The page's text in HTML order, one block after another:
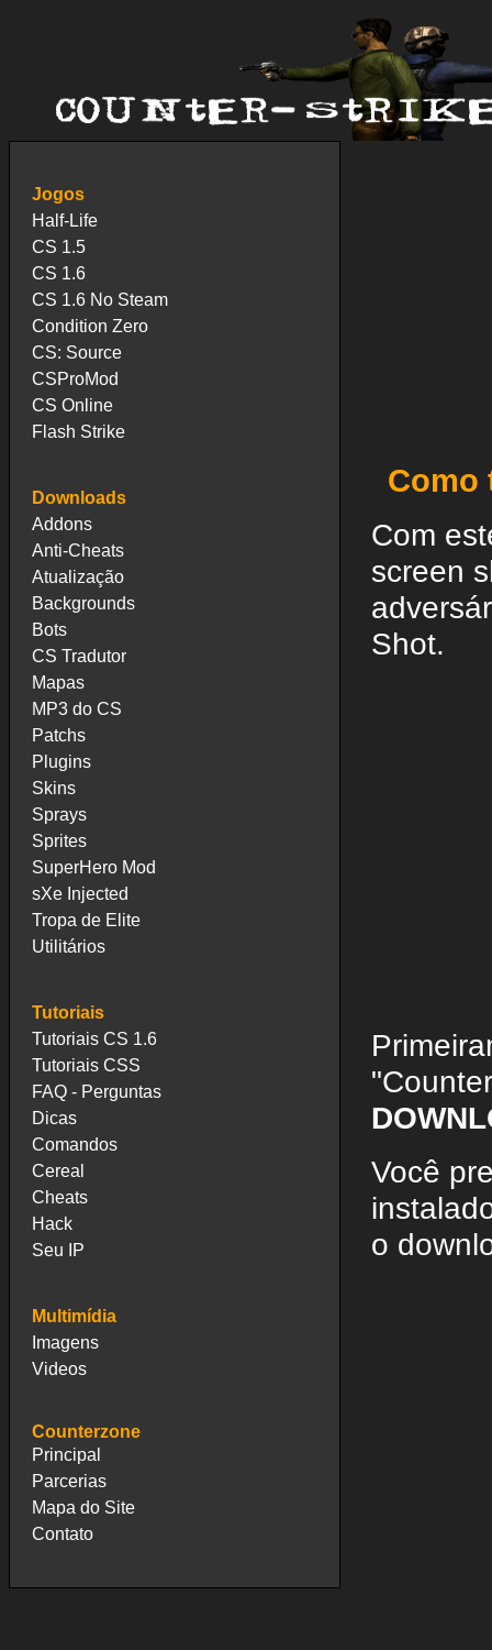
Jogos
Half-Life
CS 1.5
CS 1.6
CS 1.6 No Steam
Condition Zero
CS: Source
CSProMod
CS Online
Flash Strike
Downloads
Addons
Anti-Cheats
Atualização
Backgrounds
Bots
CS Tradutor
Mapas
MP3 do CS
Patchs
Plugins
Skins
Sprays
Sprites
SuperHero Mod
sXe Injected
Tropa de Elite
Utilitários
Tutoriais
Tutoriais CS 1.6
Tutoriais CSS
FAQ - Perguntas
Dicas
Comandos
Cereal
Cheats
Hack
Seu IP
Multimídia
Imagens
Videos
Counterzone
Principal
Parcerias
Mapa do Site
Contato
Como
Com
screen
Shot.
Você
o